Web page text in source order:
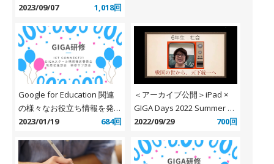
で起こった学びの大改革を語
2023/09/07 1,018回
Google for Education 関連
の様々なお役立ち情報を発信
「G-Apps.jp 公
2023/01/19 684回
＜アーカイブ公開＞iPad ×
GIGA Days 2022 Summer 全
8セッション公開
2022/09/29 700回